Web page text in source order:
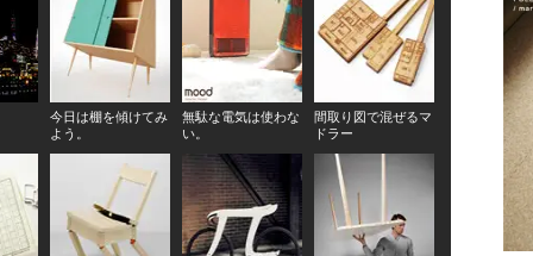
今日は棚を傾けてみ
よう。
無駄な電気は使わな
い。
間取り図で混ぜるマ
ドラー